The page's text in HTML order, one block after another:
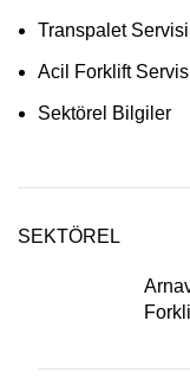
Transpalet Servisi
Acil Forklift Servis
Sektörel Bilgiler
SEKTÖREL